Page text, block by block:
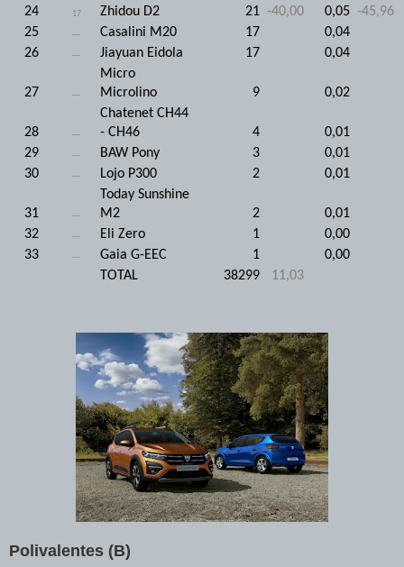
24
17 Zhidou D2 21 -40,00 0,05 -45,96
25
--- Casalini M20 17
0,04
26
--- Jiayuan Eidola 17 0,04
27 ---
Micro
Microlino
9 0,02
28 ---
Chatenet CH44
- CH46
4
0,01
29
--- BAW Pony 3
0,01
30
--- Lojo P300 2 0,01
31 ---
Today Sunshine
M2
2
0,01
32
--- Eli Zero 1
0,00
33
--- Gaia G-EEC 1
0,00
TOTAL
38299 11,03
Polivalentes (B)